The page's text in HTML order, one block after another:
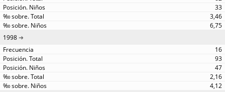
33
3,46
6,75
1998
16
93
47
2,16
4,12